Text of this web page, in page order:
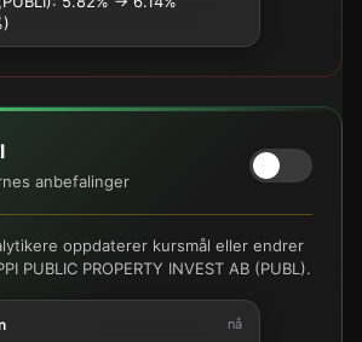
anbefalinger
oppdaterer kursmål eller endrer
PUBLIC PROPERTY INVEST AB (PUBL).
nå